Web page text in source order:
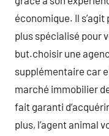
économique. Il
plus spécialisé pour
but.choisir une
supplémentaire car
marché immobilier
fait garanti
plus, l’agent animal